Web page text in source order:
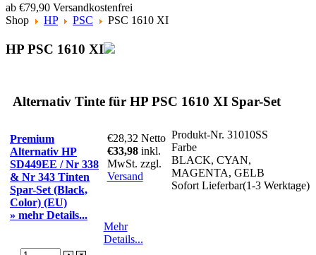
ab €79,90 Versandkostenfrei
Shop
HP PSC PSC 1610 XI
HP PSC 1610 XI
Alternativ Tinte für HP PSC 1610 XI Spar-Set
Premium
Alternativ HP
SD449EE / Nr 338
& Nr 343 Tinten
Spar-Set (Black,
Color) (EU)
» mehr Details...
€28,32 Netto
€33,98 inkl.
MwSt. zzgl.
Versand
Produkt-Nr. 31010SS
Farbe
BLACK, CYAN,
MAGENTA, GELB
Sofort Lieferbar(1-3 Werktage)
Mehr
Details...